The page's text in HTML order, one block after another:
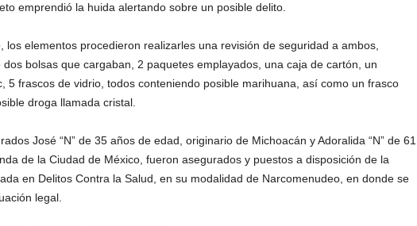
emprendió la huida alertando sobre un posible delito.
los elementos procedieron realizarles una revisión de seguridad a ambos,
bolsas que cargaban, 2 paquetes emplayados, una caja de cartón, un
5 frascos de vidrio, todos conteniendo posible marihuana, así como un frasco
droga llamada cristal.
José “N” de 35 años de edad, originario de Michoacán y Adoralida “N” de 61
de la Ciudad de México, fueron asegurados y puestos a disposición de la
en Delitos Contra la Salud, en su modalidad de Narcomenudeo, en donde se
legal.